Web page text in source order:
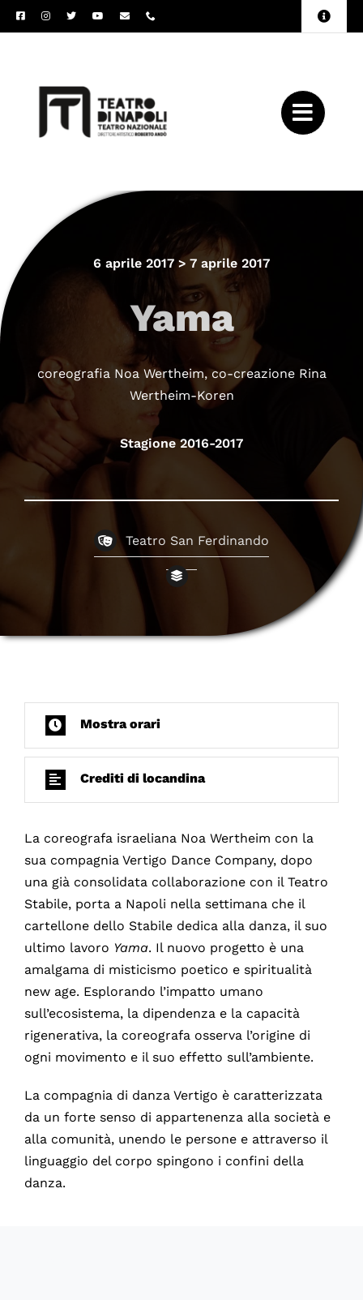
Salta
al
Toggle
6 aprile 2017 > 7 aprile 2017
Yama
coreografia Noa Wertheim, co-creazione Rina
Wertheim-Koren
Stagione 2016-2017
Teatro San Ferdinando
Mostra orari
Crediti di locandina
La coreografa israeliana Noa Wertheim con la
sua compagnia Vertigo Dance Company, dopo
una già consolidata collaborazione con il Teatro
Stabile, porta a Napoli nella settimana che il
cartellone dello Stabile dedica alla danza, il suo
ultimo lavoro Yama. Il nuovo progetto è una
amalgama di misticismo poetico e spiritualità
new age. Esplorando l’impatto umano
sull’ecosistema, la dipendenza e la capacità
rigenerativa, la coreografa osserva l’origine di
ogni movimento e il suo effetto sull’ambiente.
La compagnia di danza Vertigo è caratterizzata
da un forte senso di appartenenza alla società e
alla comunità, unendo le persone e attraverso il
linguaggio del corpo spingono i confini della
danza.